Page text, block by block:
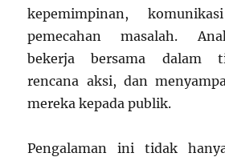
kepemimpinan,
pemecahan masalah.
bekerja bersama dalam
rencana aksi, dan
mereka kepada publik.
Pengalaman ini tidak